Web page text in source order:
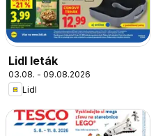
Lidl leták
03.08. - 09.08.2026
Lidl